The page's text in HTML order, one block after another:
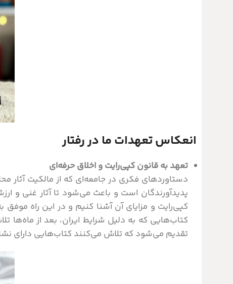
انعکاس تعهدات ما در رفتار
تعهد به قانون کپی‌رایت و اخلاق حرفه‌ای
دستاوردهای فکری در جامعه‌ای که از مالکیت
پدیدآورندگان است و باعث می‌شود تا آثار غنی و
کپی‌رایت و مزایای آن آشنا کنیم و در این راه موفق
کتاب‌هایی که به دلیل شرایط ایران، بعد از ماه‌ها
تقدیم می‌شود که تلاش می‌کنند کتاب‌هایی دارای